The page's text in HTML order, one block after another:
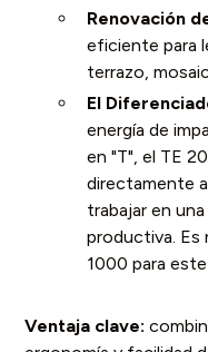
Renovación
eficiente para
terrazo,
El
energía de
en "T", el TE
directamente
trabajar en
productiva. Es
1000 para
Ventaja clave: